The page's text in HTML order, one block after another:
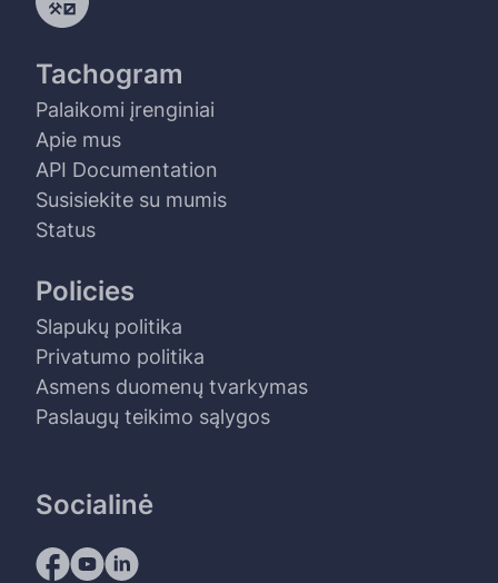
Tachogram
Palaikomi įrenginiai
Apie mus
API Documentation
Susisiekite su mumis
Status
Policies
Slapukų politika
Privatumo politika
Asmens duomenų tvarkymas
Paslaugų teikimo sąlygos
Socialinė